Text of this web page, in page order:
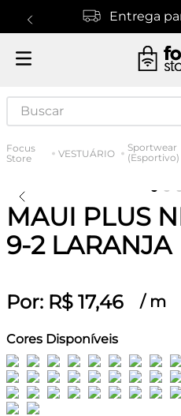
Entrega
Buscar
VESTUÁRIO
Sportwear
(Esportivo)
MAUI PLUS
9-2 LARANJA
Por: R$ 17,46 / m
Cores Disponíveis